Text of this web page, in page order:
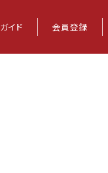
ガイド 会員登録